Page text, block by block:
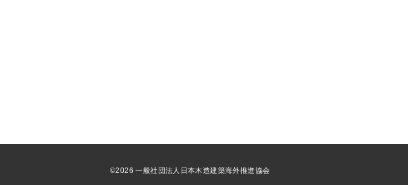
©2026 一般社団法人日本木造建築海外推進協会